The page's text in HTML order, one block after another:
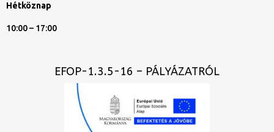
Hétköznap
10:00 – 17:00
EFOP-1.3.5-16 – PÁLYÁZATRÓL